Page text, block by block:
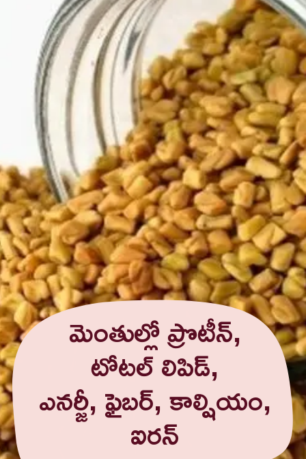
మెంతుల్లో ప్రొటీన్,
టోటల్ లిపిడ్,
ఎనర్జీ, ఫైబర్, కాల్షియం,
ఐరన్